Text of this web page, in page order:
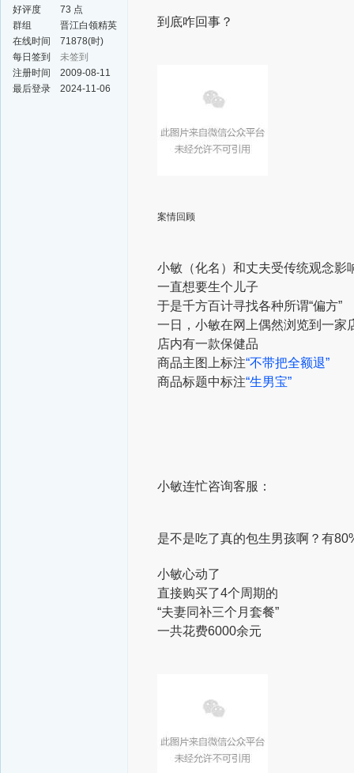
好评度
73 点
群组
晋江白领精英
群
在线时间
71878(时)
每日签到
未签到
注册时间
2009-08-11
最后登录
2024-11-06
到底咋回事？
案情回顾
小敏（化名）和丈夫受传统观念影
一直想要生个儿子
于是千方百计寻找各种所谓“偏方”
一日，小敏在网上偶然浏览到一家
店内有一款保健品
商品主图上标注“不带把全额退”
商品标题中标注“生男宝”
小敏连忙咨询客服：
是不是吃了真的包生男孩啊？ 有
小敏心动了
直接购买了4个周期的
“夫妻同补三个月套餐”
一共花费6000余元